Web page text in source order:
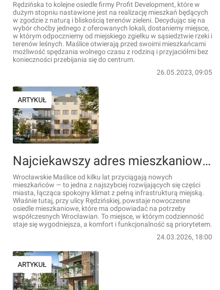
Rędzińska to kolejne osiedle firmy Profit Development, które w
dużym stopniu nastawione jest na realizację mieszkań będących
w zgodzie z naturą i bliskością terenów zieleni. Decydując się na
wybór choćby jednego z oferowanych lokali, dostaniemy miejsce,
w którym odpoczniemy od miejskiego zgiełku w sąsiedztwie rzeki i
terenów leśnych. Maślice otwierają przed swoimi mieszkańcami
możliwość spędzania wolnego czasu z rodziną i przyjaciółmi bez
konieczności przebijania się do centrum.
26.05.2023, 09:05
ARTYKUŁ
Najciekawszy adres mieszkaniowy w zachodnim Wrocławiu [FILM]
Wrocławskie Maślice od kilku lat przyciągają nowych
mieszkańców — to jedna z najszybciej rozwijających się części
miasta, łącząca spokojny klimat z pełną infrastrukturą miejską.
Właśnie tutaj, przy ulicy Rędzińskiej, powstaje nowoczesne
osiedle mieszkaniowe, które ma odpowiadać na potrzeby
współczesnych Wrocławian. To miejsce, w którym codzienność
staje się wygodniejsza, a komfort i funkcjonalność są priorytetem.
24.03.2026, 18:00
ARTYKUŁ